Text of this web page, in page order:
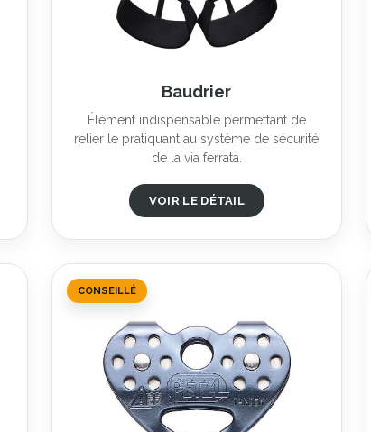
Baudrier
Élément indispensable permettant de
relier le pratiquant au système de sécurité
de la via ferrata.
VOIR LE DÉTAIL
CONSEILLÉ